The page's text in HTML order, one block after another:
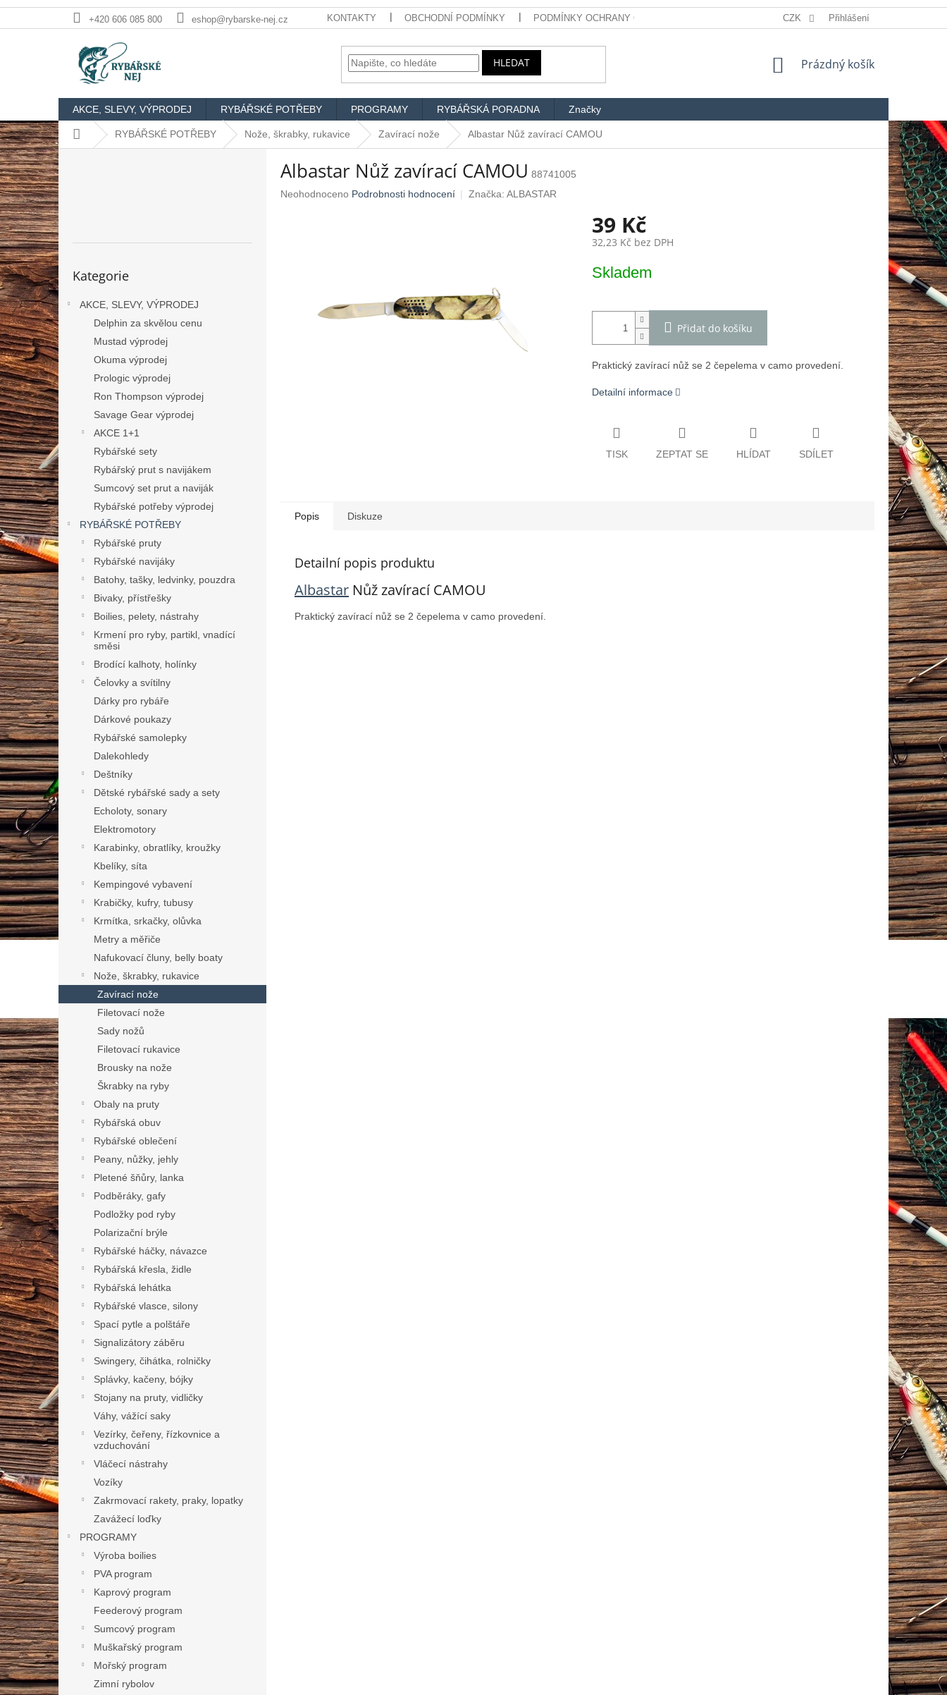
+420 606 085 800 eshop@rybarske-nej.cz KONTAKTY OBCHODNÍ PODMÍNKY PODMÍNKY OCHRANY OSOBNÍCH ÚDAJŮ REKLAMACE SLOVNÍK POJMŮ
CZK Přihlášení
HLEDAT
NÁKUPNÍ
Prázdný košík
AKCE, SLEVY, VÝPRODEJ RYBÁŘSKÉ POTŘEBY PROGRAMY RYBÁŘSKÁ PORADNA Značky
Domů RYBÁŘSKÉ POTŘEBY Nože, škrabky, rukavice Zavírací nože Albastar Nůž zavírací CAMOU
P
o
s
t
r
a
n
n
í
p
a
n
e
l
kategorie
Kategorie
AKCE, SLEVY, VÝPRODEJ
Delphin za skvělou cenu
Mustad výprodej
Okuma výprodej
Prologic výprodej
Ron Thompson výprodej
Savage Gear výprodej
AKCE 1+1
Rybářské sety
Rybářský prut s navijákem
Sumcový set prut a naviják
Rybářské potřeby výprodej
RYBÁŘSKÉ POTŘEBY
Rybářské pruty
Rybářské navijáky
Batohy, tašky, ledvinky, pouzdra
Bivaky, přístřešky
Boilies, pelety, nástrahy
Krmení pro ryby, partikl, vnadící
směsi
Brodící kalhoty, holínky
Čelovky a svítilny
Dárky pro rybáře
Dárkové poukazy
Rybářské samolepky
Dalekohledy
Deštníky
Dětské rybářské sady a sety
Echoloty, sonary
Elektromotory
Karabinky, obratlíky, kroužky
Kbelíky, síta
Kempingové vybavení
Krabičky, kufry, tubusy
Krmítka, srkačky, olůvka
Metry a měřiče
Nafukovací čluny, belly boaty
Nože, škrabky, rukavice
Zavírací nože
Filetovací nože
Sady nožů
Filetovací rukavice
Brousky na nože
Škrabky na ryby
Obaly na pruty
Rybářská obuv
Rybářské oblečení
Peany, nůžky, jehly
Pletené šňůry, lanka
Podběráky, gafy
Podložky pod ryby
Polarizační brýle
Rybářské háčky, návazce
Rybářská křesla, židle
Rybářská lehátka
Rybářské vlasce, silony
Spací pytle a polštáře
Signalizátory záběru
Swingery, čihátka, rolničky
Splávky, kačeny, bójky
Stojany na pruty, vidličky
Váhy, vážící saky
Vezírky, čeřeny, řízkovnice a
vzduchování
Vláčecí nástrahy
Vozíky
Zakrmovací rakety, praky, lopatky
Zavážecí loďky
PROGRAMY
Výroba boilies
PVA program
Kaprový program
Feederový program
Sumcový program
Muškařský program
Mořský program
Zimní rybolov
Albastar Nůž zavírací CAMOU 88741005
Průměrné
Neohodnoceno Podrobnosti hodnocení Značka: ALBASTAR
39 Kč
32,23 Kč bez DPH
cena:
Skladem
Přidat do košíku
Praktický zavírací nůž se 2 čepelema v camo provedení.
Detailní informace
TISK ZEPTAT SE HLÍDAT SDÍLET
Popis Diskuze
Detailní popis produktu
Albastar Nůž zavírací CAMOU
Praktický zavírací nůž se 2 čepelema v camo provedení.